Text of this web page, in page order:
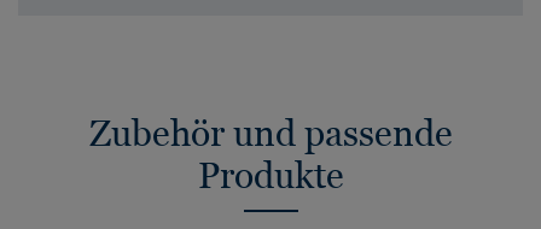
Zubehör und passende
Produkte